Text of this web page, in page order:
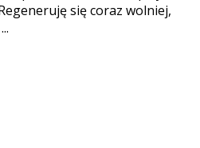
się coraz wolniej,